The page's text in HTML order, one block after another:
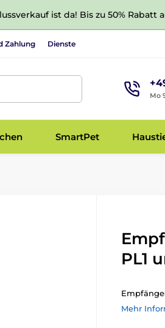
ist da! Bis zu 50% Rabatt
Zahlung Dienste
Mo
SmartPet
PL1
Mehr